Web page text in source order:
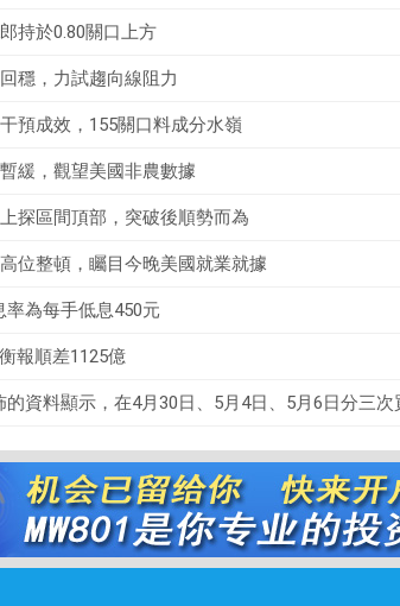
持於0.80關口上方
穩，力試趨向線阻力
預成效，155關口料成分水嶺
緩，觀望美國非農數據
探區間頂部，突破後順勢而為
位整頓，矚目今晚美國就業就據
率為每手低息450元
報順差1125億
的資料顯示，在4月30日、5月4日、5月6日分三次